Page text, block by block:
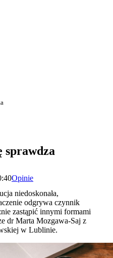
sprawdza
Opinie
niedoskonała,
odgrywa czynnik
zastąpić innymi formami
dr Marta Mozgawa-Saj z
w Lublinie.